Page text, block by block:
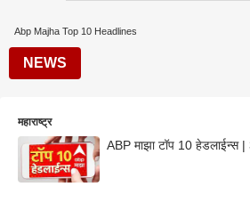
Abp Majha Top 10 Headlines
NEWS
महाराष्ट्र
ABP माझा टॉप 10 हेडलाईन्स